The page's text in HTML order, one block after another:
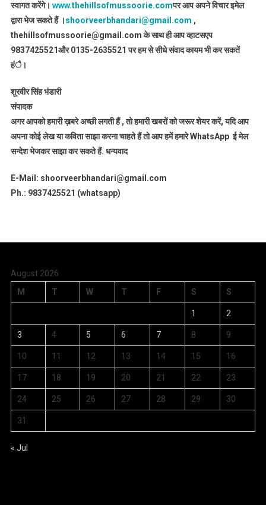
स्वागत करेंगे। www.thehillsofmussoorie.comपर आप अपने विचार इमेल
द्वारा भेज सकते हैं ।shoorveerbhandari@gmail.com ,
thehillsofmussoorie@gmail.com के साथ ही आप व्हाटसएप
9837425521और 0135-2635521 पर हम से सीधे संवाद कायम भी कर सकतें
हंै।
शूरवीर सिंह भंडारी
संपादक
अगर आपको हमारी ख़बरे अच्छी लगती हैं , तो हमारी खबरों को जरूर शेयर करें, यदि आप
अपना कोई लेख या कविता साझा करना चाहते हैं तो आप हमें हमारे WhatsApp ई मेल
सन्देश भेजकर साझा कर सकते हैं. धन्यवाद
E-Mail: shoorveerbhandari@gmail.com
Ph.: 9837425521 (whatsapp)
August 2026
M
T W T F S S
1 2
3 4 5 6 7 8 9
10 11 12 13 14 15 16
17 18 19 20 21 22 23
24 25 26 27 28 29 30
31
« Jul